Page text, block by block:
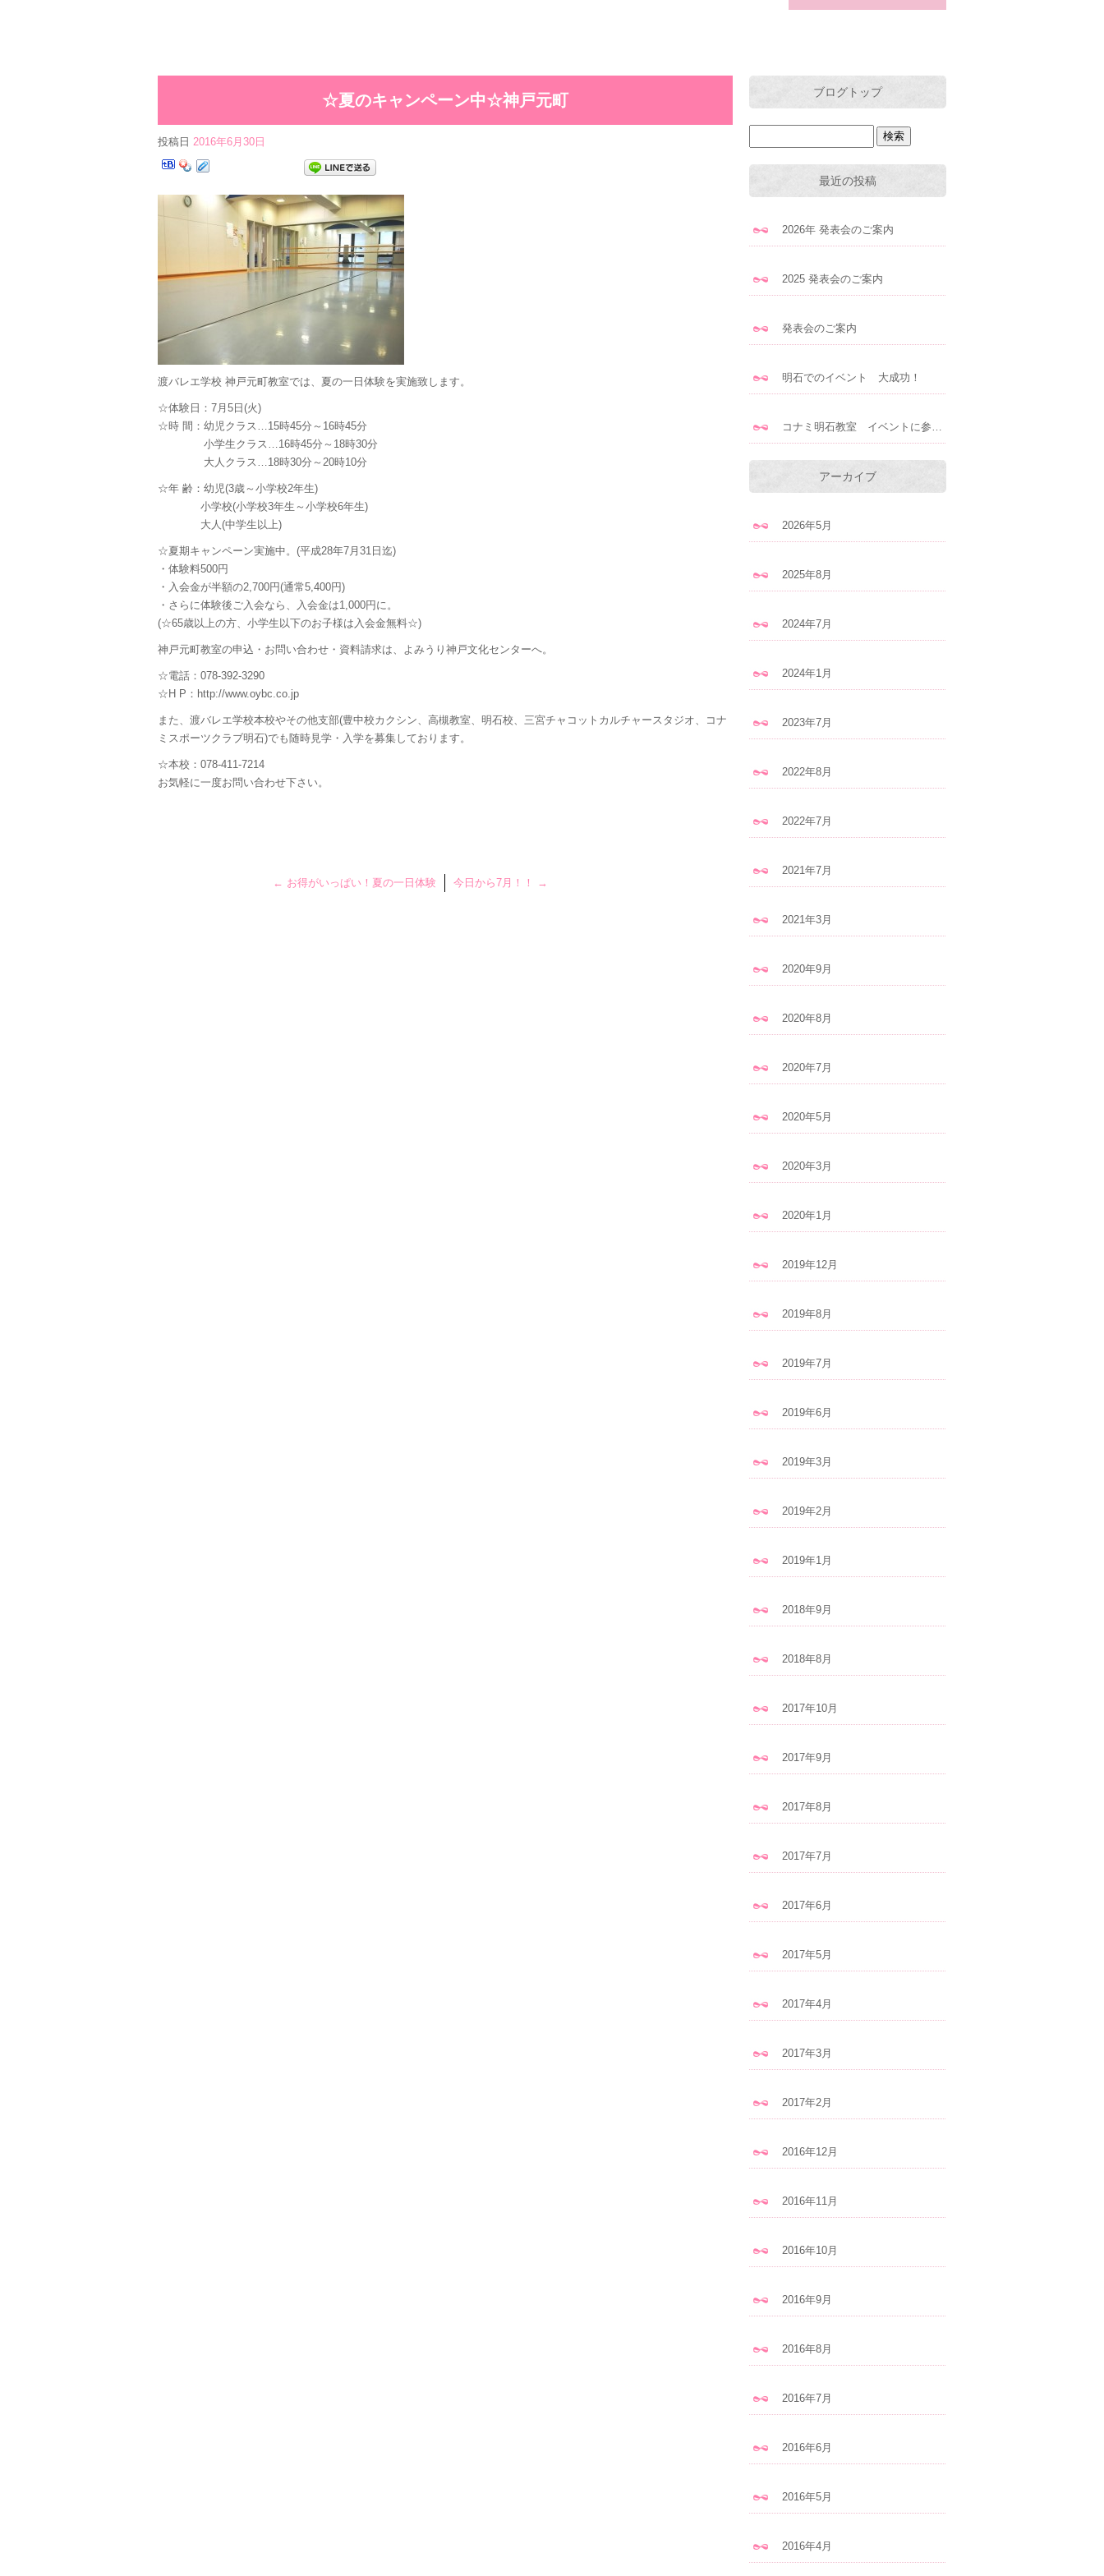
☆夏のキャンペーン中☆神戸元町
投稿日 2016年6月30日
渡バレエ学校 神戸元町教室では、夏の一日体験を実施致します。
☆体験日：7月5日(火)
☆時 間：幼児クラス…15時45分～16時45分
小学生クラス…16時45分～18時30分
大人クラス…18時30分～20時10分
☆年 齢：幼児(3歳～小学校2年生)
小学校(小学校3年生～小学校6年生)
大人(中学生以上)
☆夏期キャンペーン実施中。(平成28年7月31日迄)
・体験料500円
・入会金が半額の2,700円(通常5,400円)
・さらに体験後ご入会なら、入会金は1,000円に。
(☆65歳以上の方、小学生以下のお子様は入会金無料☆)
神戸元町教室の申込・お問い合わせ・資料請求は、よみうり神戸文化センターへ。
☆電話：078-392-3290
☆H P：http://www.oybc.co.jp
また、渡バレエ学校本校やその他支部(豊中校カクシン、高槻教室、明石校、三宮チャコットカルチャースタジオ、コナ
ミスポーツクラブ明石)でも随時見学・入学を募集しております。
☆本校：078-411-7214
お気軽に一度お問い合わせ下さい。
← お得がいっぱい！夏の一日体験 今日から7月！！ →
ブログトップ
最近の投稿
2026年 発表会のご案内
2025 発表会のご案内
発表会のご案内
明石でのイベント 大成功！
コナミ明石教室 イベントに参加します！
アーカイブ
2026年5月
2025年8月
2024年7月
2024年1月
2023年7月
2022年8月
2022年7月
2021年7月
2021年3月
2020年9月
2020年8月
2020年7月
2020年5月
2020年3月
2020年1月
2019年12月
2019年8月
2019年7月
2019年6月
2019年3月
2019年2月
2019年1月
2018年9月
2018年8月
2017年10月
2017年9月
2017年8月
2017年7月
2017年6月
2017年5月
2017年4月
2017年3月
2017年2月
2016年12月
2016年11月
2016年10月
2016年9月
2016年8月
2016年7月
2016年6月
2016年5月
2016年4月